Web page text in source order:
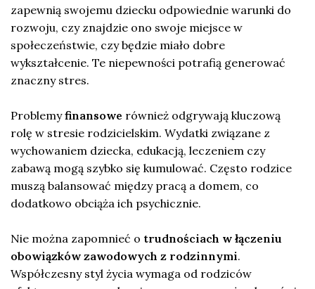
zapewnią swojemu dziecku odpowiednie warunki do
rozwoju, czy znajdzie ono swoje miejsce w
społeczeństwie, czy będzie miało dobre
wykształcenie. Te niepewności potrafią generować
znaczny stres.
Problemyfinansowe również odgrywają kluczową
rolę w stresie rodzicielskim. Wydatki związane z
wychowaniem dziecka, edukacją, leczeniem czy
zabawą mogą szybko się kumulować. Często rodzice
muszą balansować między pracą a domem, co
dodatkowo obciąża ich psychicznie.
Nie można zapomnieć o trudnościach w łączeniu
obowiązków zawodowych z rodzinnymi.
Współczesny styl życia wymaga od rodziców